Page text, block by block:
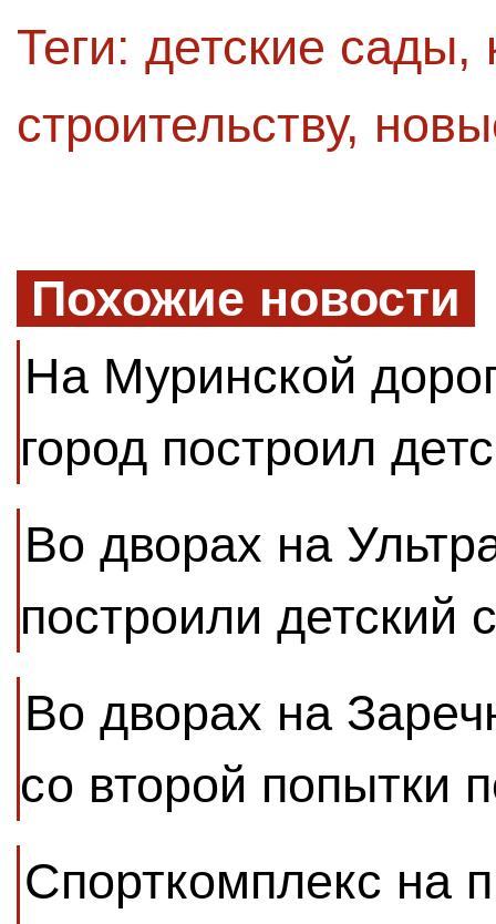
Теги: детские сады,
строительству,
Похожие новости
На Муринской
город построил
Во дворах на
построили детский
Во дворах на
со второй попытки
Спорткомплекс на